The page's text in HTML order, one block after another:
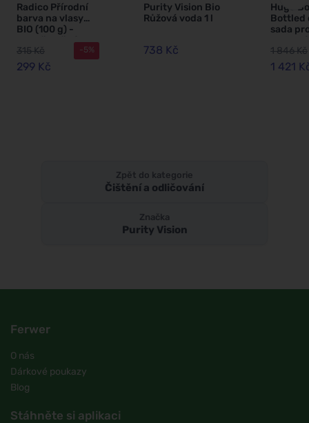
Radico Přírodní
barva na vlasy
BIO (100 g) -
tmavě hnědá
315 Kč
299 Kč
-5%
Purity Vision Bio
Růžová voda 1 l
738 Kč
Hugo
Bottled
sada
ml +
ml
1 846 Kč
1 421
Zpět do kategorie
Čištění a odličování
Značka
Purity Vision
Ferwer
O nás
Dárkové poukazy
Blog
Stáhněte si aplikaci